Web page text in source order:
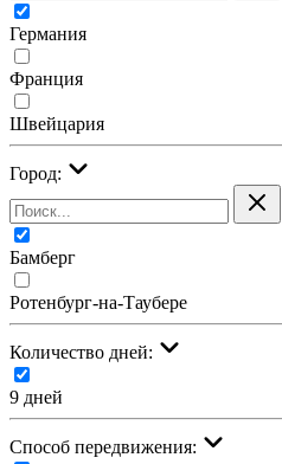
Германия
Франция
Швейцария
Город:
Бамберг
Ротенбург-на-Таубере
Количество дней:
9 дней
Cпособ передвижения: